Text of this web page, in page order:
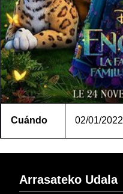
Cuándo 02/01/2022
Arrasateko Udala